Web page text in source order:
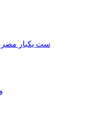
ست یکبار